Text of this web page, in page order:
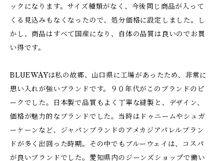
ックになります。サイズ種類がなく、今後同じ商品が入って
くる見込みもなくなったので、処分価格に設定しました。し
かし、商品はすべて国産になり、自体の品質は良いのでお買
い得です。
BLUEWAYは私の故郷、山口県に工場があったため、非常に
思い入れが強いブランドです。９０年代がこのブランドのピ
ークでした。日本製で品質もよく丁寧な縫製と、デザイン、
価格が魅力的なブランドでした。当時はドゥニームやシュガ
ーケーンなど、ジャパンブランドのアメカジアパレルブラン
ドが多く出回った時期。その中でもブルーウェイは、コスパ
が良いブランドでした。愛知県内のジーンズショップで働い